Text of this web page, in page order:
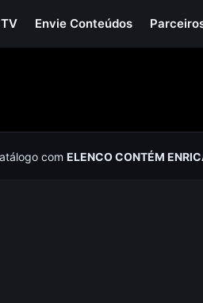
Envie Conteúdos
comELENCO CONTÉM